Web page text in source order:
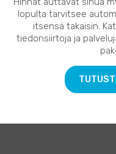
lopulta tarvitsee
itsensä takaisin.
tiedonsiirtoja ja